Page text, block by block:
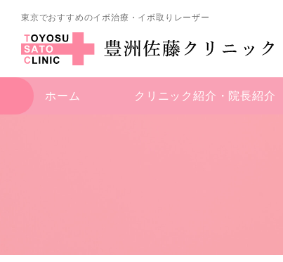
東京でおすすめのイボ治療・イボ取りレーザー
ホーム クリニック紹介・ 院長紹介